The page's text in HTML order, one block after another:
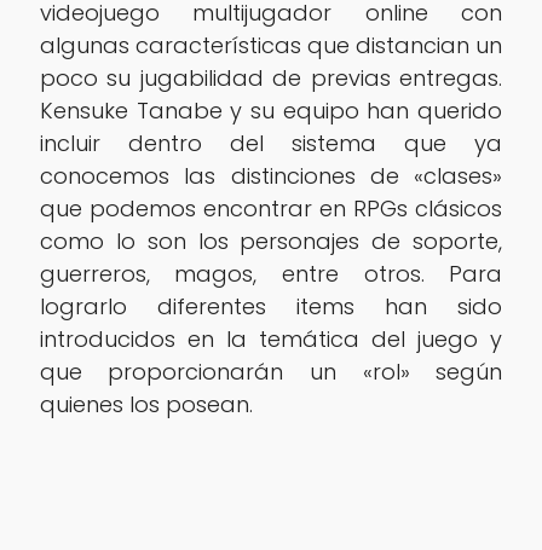
videojuego multijugador online con
algunas características que distancian un
poco su jugabilidad de previas entregas.
Kensuke Tanabe y su equipo han querido
incluir dentro del sistema que ya
conocemos las distinciones de «clases»
que podemos encontrar en RPGs clásicos
como lo son los personajes de soporte,
guerreros, magos, entre otros. Para
lograrlo diferentes items han sido
introducidos en la temática del juego y
que proporcionarán un «rol» según
quienes los posean.